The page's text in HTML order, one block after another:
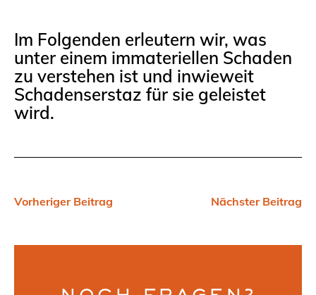
Im Folgenden erleutern wir, was
unter einem immateriellen Schaden
zu verstehen ist und inwieweit
Schadenserstaz für sie geleistet
wird.
Vorheriger Beitrag Nächster Beitrag